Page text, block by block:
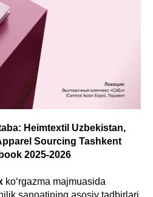
Heimtextil Uzbekistan,
Sourcing Tashkent
2025-2026
ko‘rgazma majmuasida
sanoatining asosiy tadbirlari